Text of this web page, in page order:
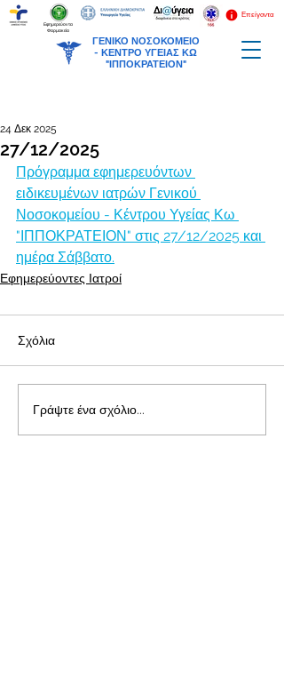
ΓΕΝΙΚΟ ΝΟΣΟΚΟΜΕΙΟ
- ΚΕΝΤΡΟ ΥΓΕΙΑΣ ΚΩ
"ΙΠΠΟΚΡΑΤΕΙΟΝ"
Επείγοντα
Εφημερεύοντα
Φαρμακεία
27/12/2025
24 Δεκ 2025
Πρόγραμμα εφημερευόντων
ειδικευμένων ιατρών Γενικού
Νοσοκομείου - Κέντρου Υγείας Κω
"ΙΠΠΟΚΡΑΤΕΙΟΝ" στις 27/12/2025 και
ημέρα Σάββατο.
Εφημερεύοντες Ιατροί
Σχόλια
Γράψτε ένα σχόλιο...